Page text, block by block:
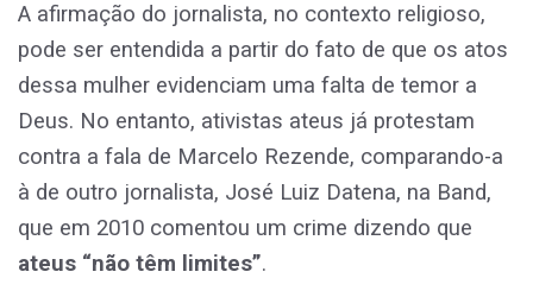
A afirmação do jornalista, no contexto religioso,
pode ser entendida a partir do fato de que os atos
dessa mulher evidenciam uma falta de temor a
Deus. No entanto, ativistas ateus já protestam
contra a fala de Marcelo Rezende, comparando-a
à de outro jornalista, José Luiz Datena, na Band,
que em 2010 comentou um crime dizendo que
ateus “não têm limites”.